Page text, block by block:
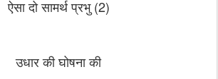
ऐसा दो सामर्थ प्रभु (2)
उधार की घोषना की